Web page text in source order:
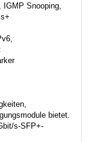
Snooping,
bietet.
s-SFP+-